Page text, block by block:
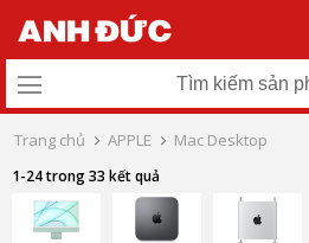
Trang chủ APPLE Mac Desktop
1-24 trong 33 kết quả